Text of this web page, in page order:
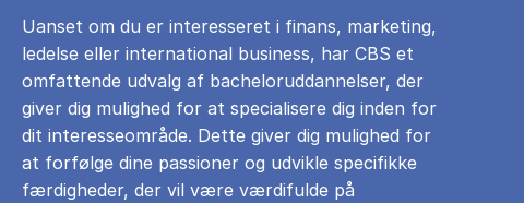
Uanset om du er interesseret i finans, marketing,
ledelse eller international business, har CBS et
omfattende udvalg af bacheloruddannelser, der
giver dig mulighed for at specialisere dig inden for
dit interesseområde. Dette giver dig mulighed for
at forfølge dine passioner og udvikle specifikke
færdigheder, der vil være værdifulde på